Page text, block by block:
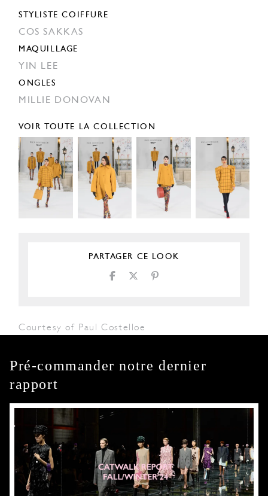
STYLISTE COIFFURE
COS SAKKAS
MAQUILLAGE
YIN LEE
ONGLES
MILLIE DONOVAN
VOIR TOUTE LA COLLECTION
PARTAGER CE LOOK
Courtesy of Paul Costelloe
Pré-commander notre dernier
rapport